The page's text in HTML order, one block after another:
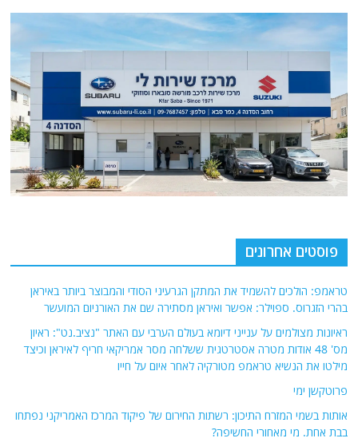
פוסטים אחרונים
טראמפ: הולכים להשמיד את המתקן הגרעיני הסודי והמבוצר ביותר באיראן
בהרי הזגרוס. ספוילר: אפשר ואיראן מסתירה שם את האורניום המועשר
ראיונות מצולמים על ענייני דיומא בעולם הערבי עם האתר "נציב.נט": ראיון
מס' 48 אודות מטרה אסטרטגית ששלחה מסר אמריקאי חריף לאיראן וכיצד
מילטו את הנשיא טראמפ מטורקיה לאחר איום על חייו
פרוטקשן ימי
אותות בשמי המזרח התיכון: רשתות החירום של פיקוד המרכז האמריקני נפתחו
בבת אחת. מי מאחורי החשיפה?